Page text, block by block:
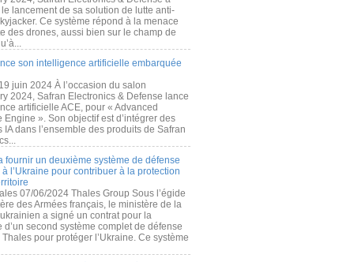
lancement de sa solution de lutte anti-
Ce système répond à la menace
des drones, aussi bien sur le champ de
son intelligence artificielle embarquée
juin 2024 À l’occasion du salon
2024, Safran Electronics & Defense lance
artificielle ACE, pour « Advanced
Engine ». Son objectif est d’intégrer des
IA dans l’ensemble des produits de Safran
fournir un deuxième système de défense
l’Ukraine pour contribuer à la protection
07/06/2024 Thales Group Sous l’égide
des Armées français, le ministère de la
a signé un contrat pour la
d’un second système complet de défense
pour protéger l’Ukraine. Ce système